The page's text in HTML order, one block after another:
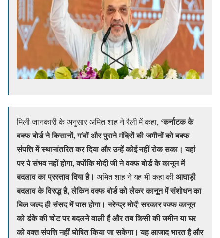
मिली जानकारी के अनुसार अमित शाह ने रैली में कहा, ‘कर्नाटक के
वक्फ बोर्ड ने किसानों, गांवों और पुराने मंदिरों की जमीनों को वक्फ
संपत्ति में स्थानांतरित कर दिया और उन्हें कोई नहीं रोक सका। यहां
पर ये संभव नहीं होगा, क्योंकि मोदी जी ने वक्फ बोर्ड के कानून में
बदलाव का प्रस्ताव दिया है। अमित शाह ने यह भी कहा कीआघाड़ी
बदलाव के विरुद्ध है, लेकिन वक्फ बोर्ड को लेकर कानून में संशोधन का
बिल जल्द ही संसद में पास होगा। नरेन्द्र मोदी सरकार वक्फ कानून
को डंके की चोट पर बदलने वाली है और तब किसी की जमीन या घर
को वक्त संपत्ति नहीं घोषित किया जा सकेगा। यह आजाद भारत है और